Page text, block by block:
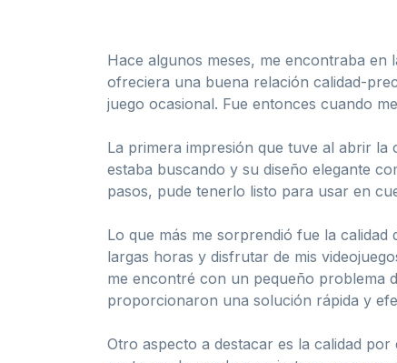
Hace algunos meses, me encontraba
ofreciera una buena relación calidad-
juego ocasional. Fue entonces cuando
La primera impresión que tuve al abrir la
estaba buscando y su diseño elegante
pasos, pude tenerlo listo para usar en
Lo que más me sorprendió fue la
largas horas y disfrutar de mis
me encontré con un pequeño problema
proporcionaron una solución rápida y
Otro aspecto a destacar es la calidad